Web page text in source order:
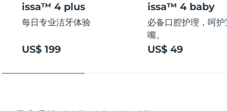
issa™ 4 plus
每日专业洁牙体验
US$ 199
issa™ 4 baby
必备口腔护理，呵
嘴。
US$ 49